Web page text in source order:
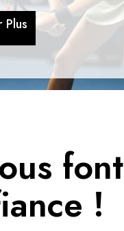
Plus
Plus
font
!